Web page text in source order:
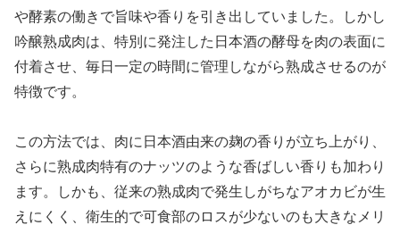
や酵素の働きで旨味や香りを引き出していました。しかし
吟醸熟成肉は、特別に発注した日本酒の酵母を肉の表面に
付着させ、毎日一定の時間に管理しながら熟成させるのが
特徴です。
この方法では、肉に日本酒由来の麹の香りが立ち上がり、
さらに熟成肉特有のナッツのような香ばしい香りも加わり
ます。しかも、従来の熟成肉で発生しがちなアオカビが生
えにくく、衛生的で可食部のロスが少ないのも大きなメリ